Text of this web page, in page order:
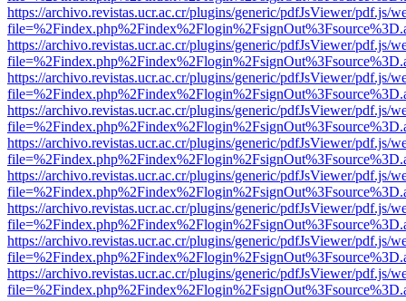
https://archivo.revistas.ucr.ac.cr/plugins/generic/pdfJsViewer/pdf.js/
https://archivo.revistas.ucr.ac.cr/plugins/generic/pdfJsViewer/pdf.js/
https://archivo.revistas.ucr.ac.cr/plugins/generic/pdfJsViewer/pdf.js/
https://archivo.revistas.ucr.ac.cr/plugins/generic/pdfJsViewer/pdf.js/
https://archivo.revistas.ucr.ac.cr/plugins/generic/pdfJsViewer/pdf.js/
https://archivo.revistas.ucr.ac.cr/plugins/generic/pdfJsViewer/pdf.js/
https://archivo.revistas.ucr.ac.cr/plugins/generic/pdfJsViewer/pdf.js/
https://archivo.revistas.ucr.ac.cr/plugins/generic/pdfJsViewer/pdf.js/
https://archivo.revistas.ucr.ac.cr/plugins/generic/pdfJsViewer/pdf.js/